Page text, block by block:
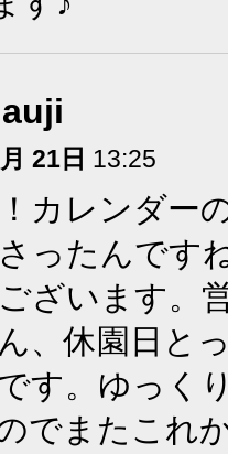
21日 13:25
カレンダー
ったんです
ざいます。
、休園日と
す。ゆっく
でまたこれ